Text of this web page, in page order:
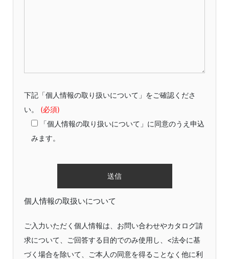
下記「個人情報の取り扱いについて」をご確認くださ
い。 (必須)
「個人情報の取り扱いについて」に同意のうえ申込
みます。
個人情報の取扱いについて
ご入力いただく個人情報は、お問い合わせやカタログ請
求について、ご回答する目的でのみ使用し、<法令に基
づく場合を除いて、ご本人の同意を得ることなく他に利